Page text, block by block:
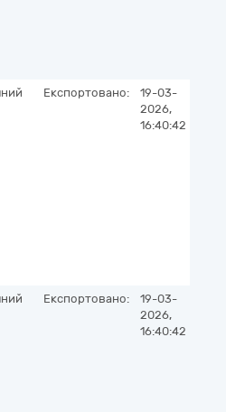
Експортовано:
19-03-
2026,
16:40:42
Експортовано:
19-03-
2026,
16:40:42